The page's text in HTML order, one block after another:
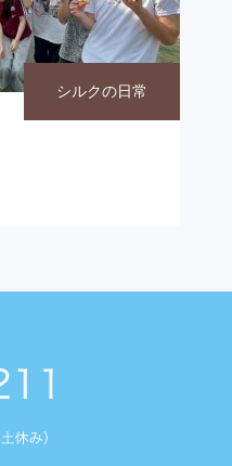
シルクの日常